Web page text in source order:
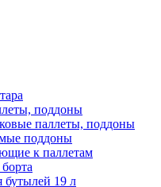
поддоны
паллеты, поддоны
поддоны
к паллетам
бутылей 19 л